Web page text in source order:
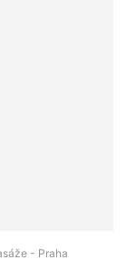
- Praha